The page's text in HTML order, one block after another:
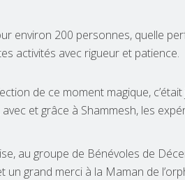
environ 200 personnes, quelle
activités avec rigueur et patience.
de ce moment magique,
et grâce à Shammesh, les
au groupe de Bénévoles de
grand merci à la Maman de